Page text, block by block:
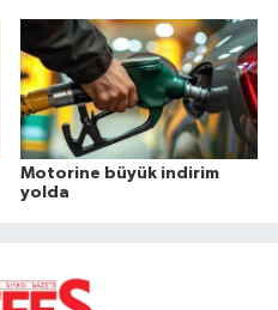
Motorine büyük indirim
yolda